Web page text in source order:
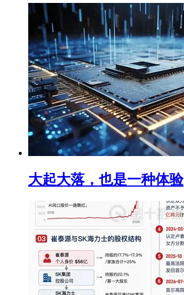
大起大落，也是一种体验